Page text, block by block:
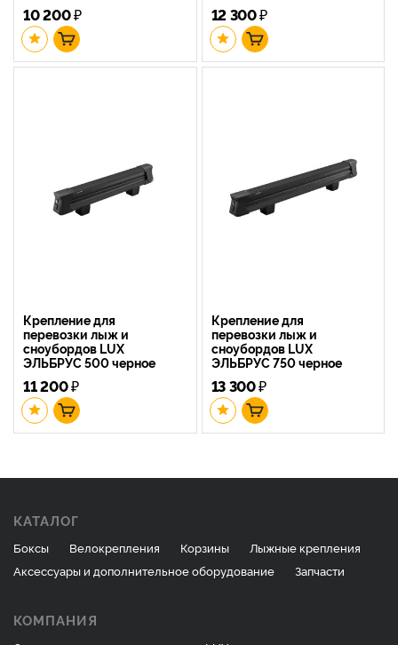
10 200₽ 12 300₽
Крепление для
перевозки лыж и
сноубордов LUX
ЭЛЬБРУС 500 черное
11 200₽
Крепление для
перевозки лыж и
сноубордов LUX
ЭЛЬБРУС 750 черное
13 300₽
КАТАЛОГ
Боксы Велокрепления Корзины
Лыжные крепления
Аксессуары и дополнительное оборудование
Запчасти
КОМПАНИЯ